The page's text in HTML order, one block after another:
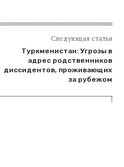
Следующая статья
Туркменистан: Угрозы в
адрес родственников
диссидентов, проживающих
за рубежом